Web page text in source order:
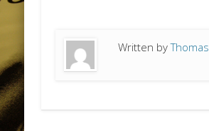
Written byThomas